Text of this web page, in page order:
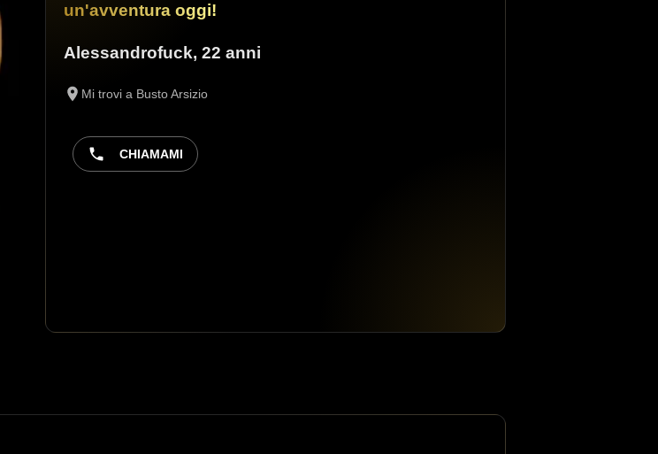
un'avventura oggi!
Alessandrofuck, 22 anni
Mi trovi a Busto Arsizio
CHIAMAMI